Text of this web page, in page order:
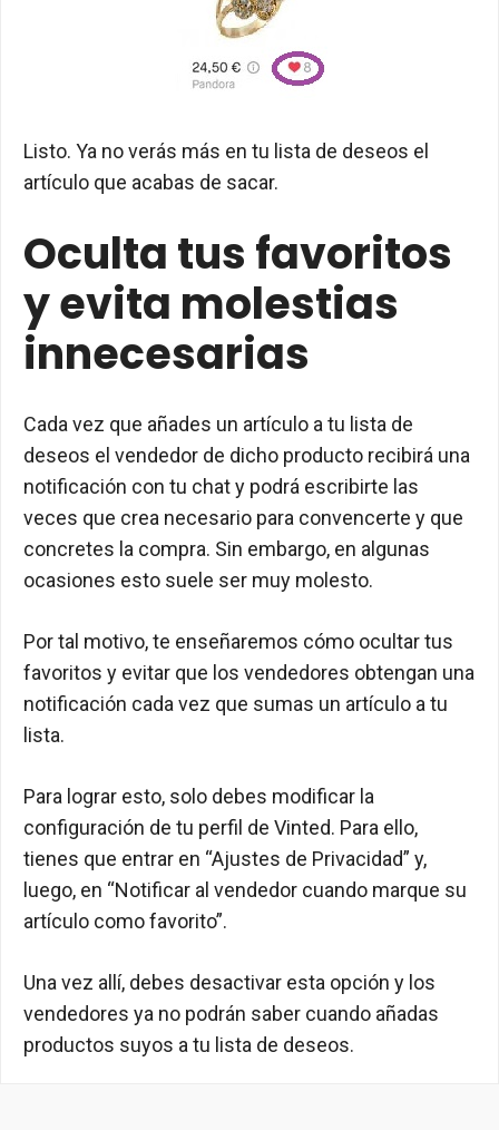
Listo. Ya no verás más en tu lista de deseos el
artículo que acabas de sacar.
Oculta tus favoritos
y evita molestias
innecesarias
Cada vez que añades un artículo a tu lista de
deseos el vendedor de dicho producto recibirá una
notificación con tu chat y podrá escribirte las
veces que crea necesario para convencerte y que
concretes la compra. Sin embargo, en algunas
ocasiones esto suele ser muy molesto.
Por tal motivo, te enseñaremos cómo ocultar tus
favoritos y evitar que los vendedores obtengan una
notificación cada vez que sumas un artículo a tu
lista.
Para lograr esto, solo debes modificar la
configuración de tu perfil de Vinted. Para ello,
tienes que entrar en “Ajustes de Privacidad” y,
luego, en “Notificar al vendedor cuando marque su
artículo como favorito”.
Una vez allí, debes desactivar esta opción y los
vendedores ya no podrán saber cuando añadas
productos suyos a tu lista de deseos.